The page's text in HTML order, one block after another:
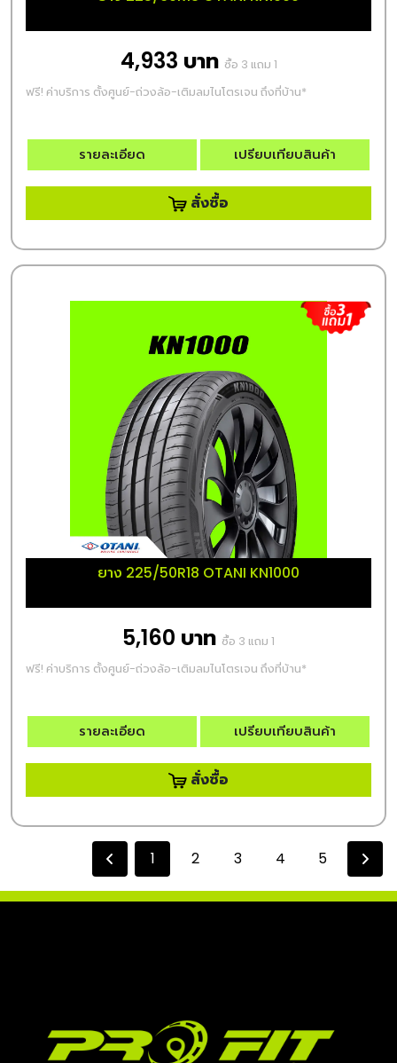
4,933 บาท ซื้อ 3 แถม 1
ฟรี! ค่าบริการ ตั้งศูนย์-ถ่วงล้อ-เติมลมไนโตรเจน ถึงที่บ้าน*
รายละเอียด เปรียบเทียบสินค้า
สั่งซื้อ
ยาง 225/50R18 OTANI KN1000
5,160 บาท ซื้อ 3 แถม 1
ฟรี! ค่าบริการ ตั้งศูนย์-ถ่วงล้อ-เติมลมไนโตรเจน ถึงที่บ้าน*
รายละเอียด เปรียบเทียบสินค้า
สั่งซื้อ
1 2 3 4 5